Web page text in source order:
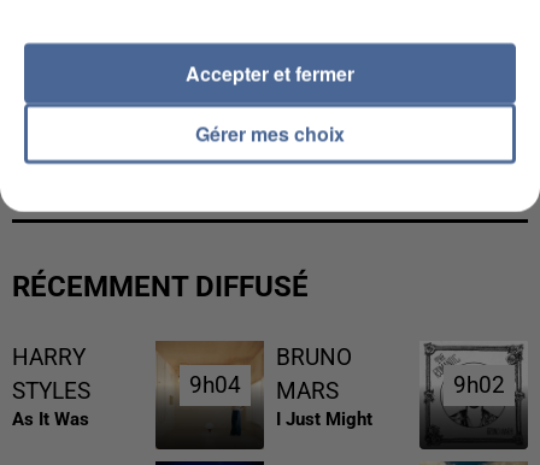
UN SECOND CADRE DE LA DZ MAFIA
INTERPELLÉ EN ALGÉRIE
RÉCEMMENT DIFFUSÉ
HARRY
STYLES
As It Was
9h04
9h04
BRUNO
MARS
I Just Might
9h02
9h02
Gérer mes choix
Accepter et fermer